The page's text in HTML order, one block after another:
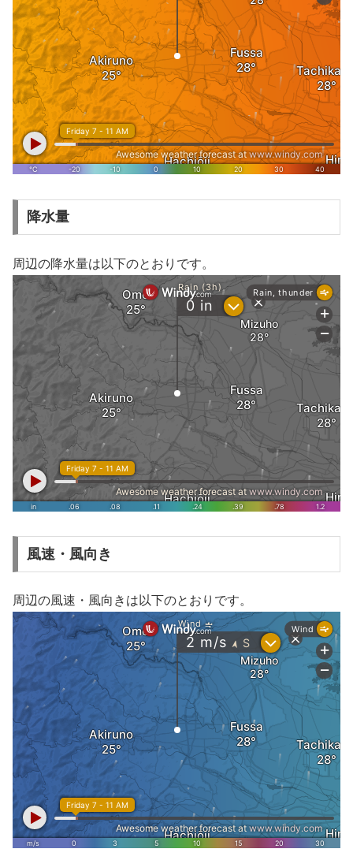
降水量
周辺の降水量は以下のとおりです。
風速・風向き
周辺の風速・風向きは以下のとおりです。